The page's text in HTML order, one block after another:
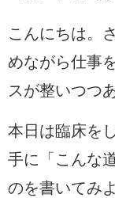
こんにちは。
めながら仕事
スが整いつつ
本日は臨床を
手に「こんな
のを書いてみ